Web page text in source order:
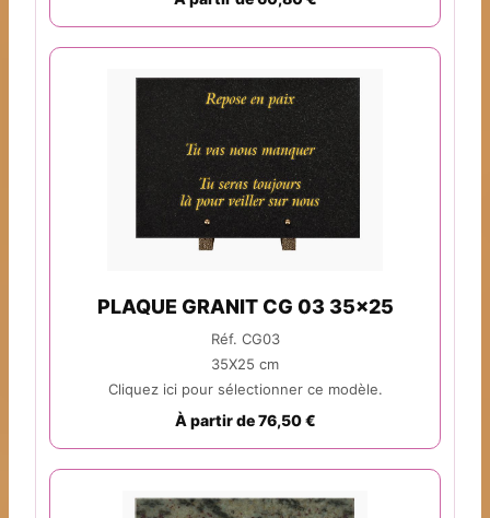
PLAQUE GRANIT CG 03 35x25
Réf. CG03
35X25 cm
Cliquez ici pour sélectionner ce modèle.
À partir de 76,50 €